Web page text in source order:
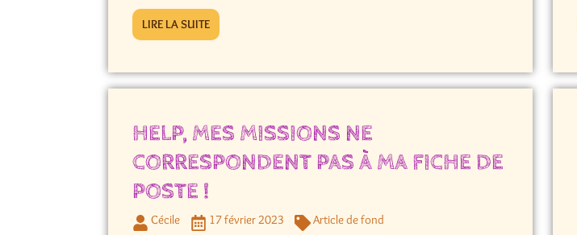
LIRE LA SUITE
HELP, MES MISSIONS NE
CORRESPONDENT PAS À MA FICHE DE
POSTE !
Cécile 17 février 2023 Article de fond